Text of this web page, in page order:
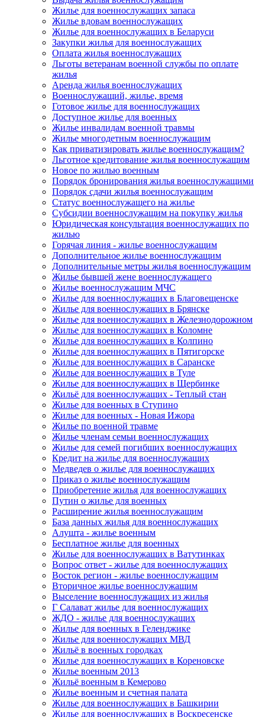
Жилье для военнослужащих запаса
Жилье вдовам военнослужащих
Жилье для военнослужащих в Беларуси
Закупки жилья для военнослужащих
Оплата жилья военнослужащих
Льготы ветеранам военной службы по оплате
жилья
Аренда жилья военнослужащих
Военнослужащий, жилье, время
Готовое жилье для военнослужащих
Доступное жилье для военных
Жилье инвалидам военной травмы
Жилье многодетным военнослужащим
Как приватизировать жилье военнослужащим?
Льготное кредитование жилья военнослужащим
Новое по жилью военным
Порядок бронирования жилья военнослужащими
Порядок сдачи жилья военнослужащим
Статус военнослужащего на жилье
Субсидии военнослужащим на покупку жилья
Юридическая консультация военнослужащих по
жилью
Горячая линия - жилье военнослужащим
Дополнительное жилье военнослужащим
Дополнительные метры жилья военнослужащим
Жилье бывшей жене военнослужащего
Жилье военнослужащим МЧС
Жилье для военнослужащих в Благовещенске
Жилье для военнослужащих в Брянске
Жилье для военнослужащих в Железнодорожном
Жилье для военнослужащих в Коломне
Жилье для военнослужащих в Колпино
Жилье для военнослужащих в Пятигорске
Жилье для военнослужащих в Саранске
Жилье для военнослужащих в Туле
Жилье для военнослужащих в Щербинке
Жильё для военнослужащих - Теплый стан
Жилье для военных в Ступино
Жилье для военных - Новая Ижора
Жилье по военной травме
Жилье членам семьи военнослужащих
Жилье для семей погибших военнослужащих
Кредит на жилье для военнослужащих
Медведев о жилье для военнослужащих
Приказ о жилье военнослужащим
Приобретение жилья для военнослужащих
Путин о жилье для военных
Расширение жилья военнослужащим
База данных жилья для военнослужащих
Алушта - жилье военным
Бесплатное жилье для военных
Жилье для военнослужащих в Ватутинках
Вопрос ответ - жилье для военнослужащих
Восток регион - жилье военнослужащим
Вторичное жилье военнослужащим
Выселение военнослужащих из жилья
Г Салават жилье для военнослужащих
ЖДО - жилье для военнослужащих
Жилье для военных в Геленджике
Жилье для военнослужащих МВД
Жильё в военных городках
Жилье для военнослужащих в Кореновске
Жилье военным 2013
Жильё военным в Кемерово
Жилье военным и счетная палата
Жилье для военнослужащих в Башкирии
Жилье для военнослужащих в Воскресенске